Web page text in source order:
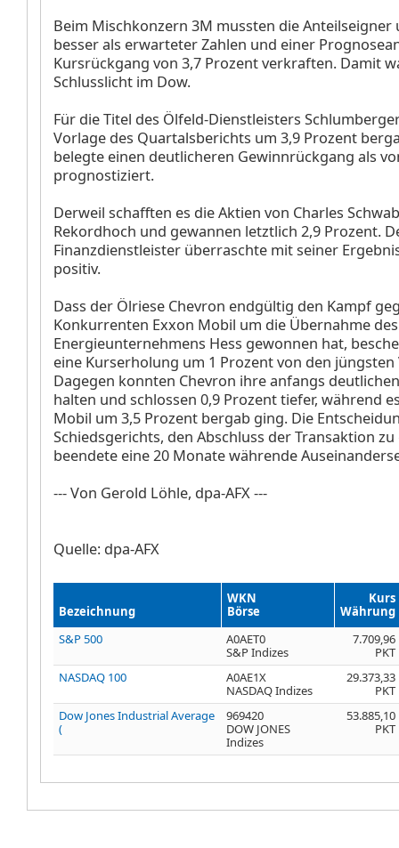
Beim Mischkonzern 3M mussten die Anteilseigner
besser als erwarteter Zahlen und einer
Kursrückgang von 3,7 Prozent verkraften. Damit
Schlusslicht im Dow.
Für die Titel des Ölfeld-Dienstleisters
Vorlage des Quartalsberichts um 3,9 Prozent
belegte einen deutlicheren Gewinnrückgang als
prognostiziert.
Derweil schafften es die Aktien von Charles
Rekordhoch und gewannen letztlich 2,9 Prozent.
Finanzdienstleister überraschte mit seiner
positiv.
Dass der Ölriese Chevron endgültig den Kampf
Konkurrenten Exxon Mobil um die Übernahme des
Energieunternehmens Hess gewonnen hat,
eine Kurserholung um 1 Prozent von den jüngsten
Dagegen konnten Chevron ihre anfangs
halten und schlossen 0,9 Prozent tiefer, während
Mobil um 3,5 Prozent bergab ging. Die
Schiedsgerichts, den Abschluss der Transaktion
beendete eine 20 Monate währende
--- Von Gerold Löhle, dpa-AFX ---
Quelle: dpa-AFX
Bezeichnung
WKN
Börse
Kurs
Währung
S&P 500
A0AET0
S&P Indizes
7.709,96
PKT
NASDAQ 100
A0AE1X
NASDAQ Indizes
29.373,33
PKT
Dow Jones Industrial Average
(
969420
DOW JONES
Indizes
53.885,10
PKT